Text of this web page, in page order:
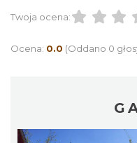
Twoja ocena:
Ocena: 0.0 (Oddano 0